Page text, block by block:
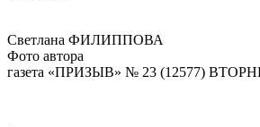
Светлана ФИЛИППОВА
Фото автора
газета «ПРИЗЫВ» № 23 (12577)